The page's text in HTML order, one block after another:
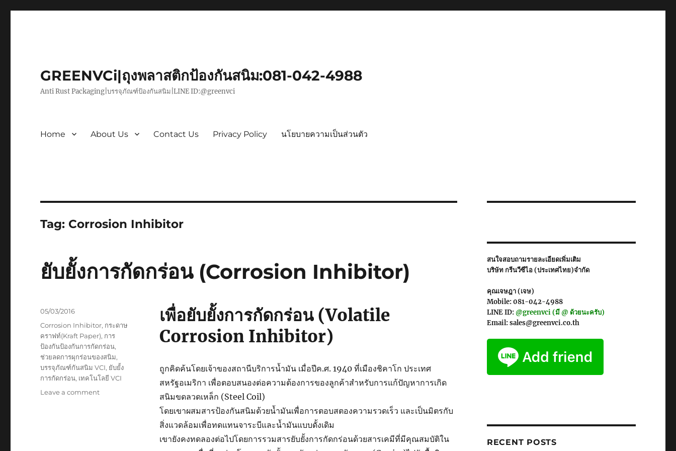
GREENVCi|ถุงพลาสติกป้องกันสนิม:081-042-4988
Anti Rust Packaging|บรรจุภัณฑ์ป้องกันสนิม|LINE ID:@greenvci
Home About Us Contact Us Privacy Policy นโยบายความเป็นส่วนตัว
Tag: Corrosion Inhibitor
ยับยั้งการกัดกร่อน (Corrosion Inhibitor)
เพื่อยับยั้งการกัดกร่อน (Volatile
Corrosion Inhibitor)
ถูกคิดค้นโดยเจ้าของสถ​​านีบริการน้ำมัน เมื่อปีค.ศ. 1940 ที่เมืองชิคาโก ประเทศ
สหรัฐอเมริกา เพื่อตอบสนองต่อความต้องการของลูกค้าสำหรับการแก้ปัญหาการเกิด
สนิมขดลวดเหล็ก (Steel Coil)
โดยเขาผสมสารป้องกันสนิมด้วยน้ำมันเพื่อการตอบสตองความรวดเร็ว และเป็นมิตรกับ
สิ่งแวดล้อมเพื่อทดแทนจาระบีและน้ำมันแบบดั้งเดิม
เขายังคงทดลองต่อไปโดยการรวมสารยับยั้งการกัดกร่อนด้วยสารเคมีที่มีคุณสมบัติใน
Posted
05/03/2016
Tags
Corrosion Inhibitor, กระดาษ
คราฟท์(Kraft Paper), การ
ป้องกันป้องกันการกัดกร่อน,
ช่วยลดการผุกร่อนของสนิม,
บรรจุภัณฑ์กันสนิม VCI, ยับยั้ง
การกัดกร่อน, เทคโนโลยี VCI
Leave a commenton
สนใจสอบถามรายละเอียดเพิ่มเติม
บริษัท กรีนวีซีไอ (ประเทศไทย)จำกัด
คุณเจษฎา (เจษ)
Mobile: 081-042-4988
LINE ID: @greenvci (มี @ ด้วยนะครับ)
Email: sales@greenvci.co.th
RECENT POSTS